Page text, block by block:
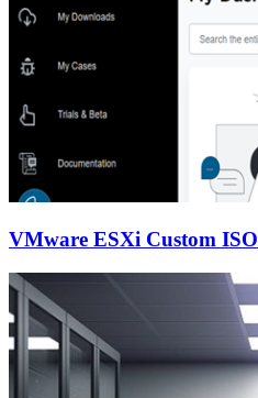
VMware ESXi Custom ISO